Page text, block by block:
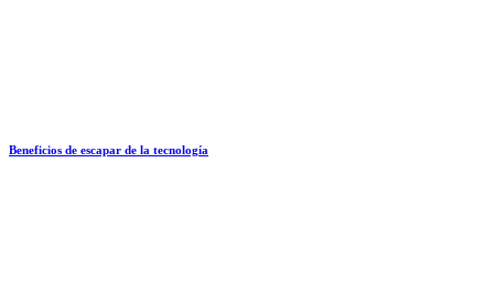
Beneficios de escapar de la tecnología